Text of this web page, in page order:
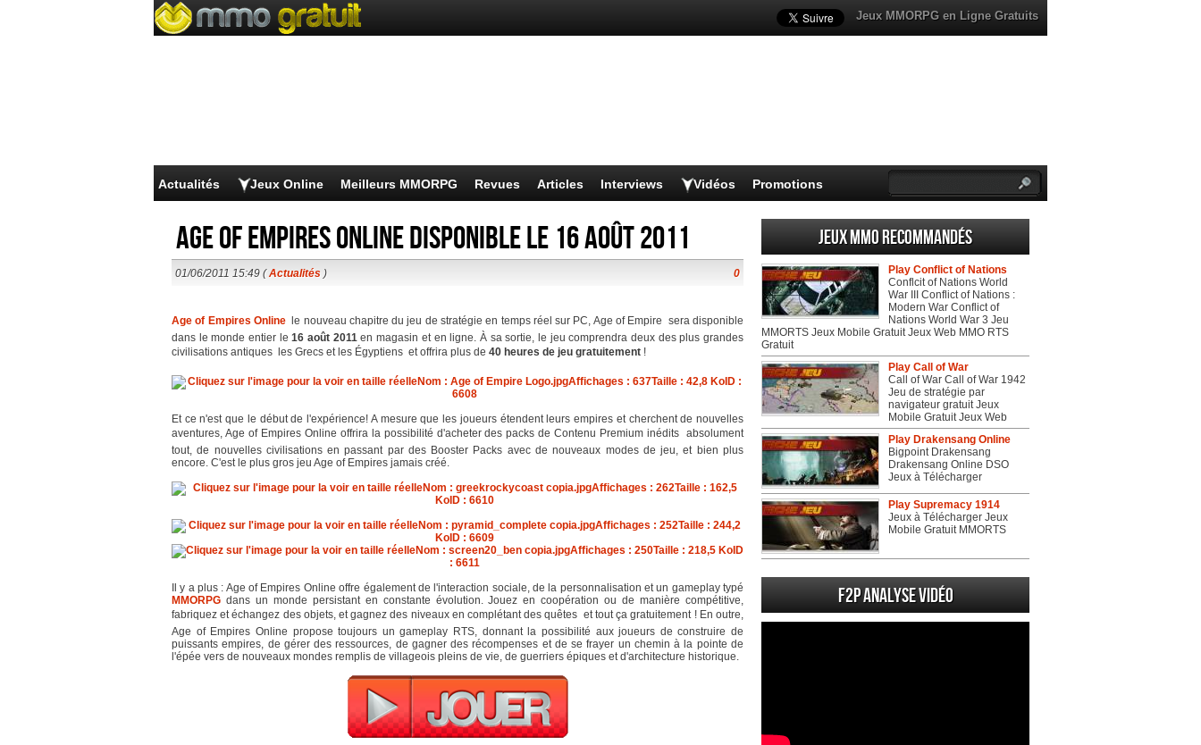
Jeux MMORPG en Ligne Gratuits
Actualités Jeux Online Meilleurs MMORPG Revues Articles Interviews Vidéos Promotions
Age of Empires Online disponible le 16 août 2011
01/06/2011 15:49 (Actualités ) 0
Age of Empires Online le nouveau chapitre du jeu de stratégie en temps réel sur PC, Age of Empire  sera disponible
dans le monde entier le16 août 2011en magasin et en ligne. À sa sortie, le jeu comprendra deux des plus grandes
civilisations antiques  les Grecs et les Égyptiens  et offrira plus de 40 heures de jeu gratuitement !
Et ce n'est que le début de l'expérience! A mesure que les joueurs étendent leurs empires et cherchent de nouvelles
aventures, Age of Empires Online offrira la possibilité d'acheter des packs de Contenu Premium inédits  absolument
tout, de nouvelles civilisations en passant par des Booster Packs avec de nouveaux modes de jeu, et bien plus
encore. C'est le plus gros jeu Age of Empires jamais créé.
Il y a plus : Age of Empires Online offre également de l'interaction sociale, de la personnalisation et un gameplay typé
MMORPG dans un monde persistant en constante évolution. Jouez en coopération ou de manière compétitive,
fabriquez et échangez des objets, et gagnez des niveaux en complétant des quêtes  et tout ça gratuitement ! En outre,
Age of Empires Online propose toujours un gameplay RTS, donnant la possibilité aux joueurs de construire de
puissants empires, de gérer des ressources, de gagner des récompenses et de se frayer un chemin à la pointe de
l'épée vers de nouveaux mondes remplis de villageois pleins de vie, de guerriers épiques et d'architecture historique.
Jeux MMO recommandés
Play Conflict of Nations
Conflcit of Nations World
War III Conflict of Nations :
Modern War Conflict of
Nations World War 3 Jeu
MMORTS Jeux Mobile Gratuit Jeux Web MMO RTS
Gratuit
Play Call of War
Call of War Call of War 1942
Jeu de stratégie par
navigateur gratuit Jeux
Mobile Gratuit Jeux Web
Play Drakensang Online
Bigpoint Drakensang
Drakensang Online DSO
Jeux à Télécharger
Play Supremacy 1914
Jeux à Télécharger Jeux
Mobile Gratuit MMORTS
F2P Analyse vidéo